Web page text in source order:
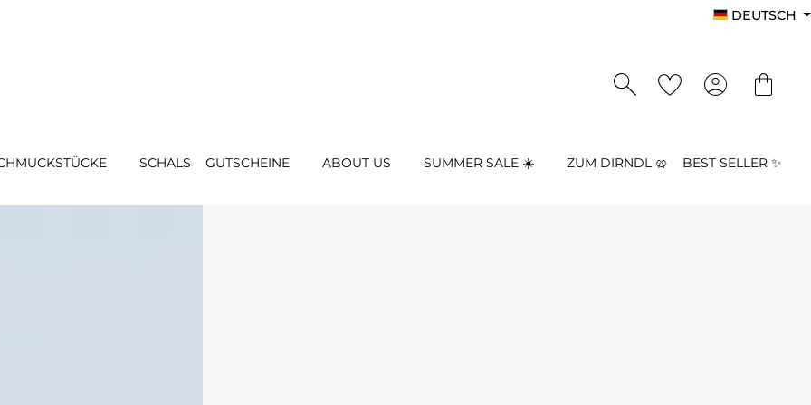
DEUTSCH
SCHALS GUTSCHEINE ABOUT US SUMMER SALE ☀️ ZUM DIRNDL 🥨 BEST SELLER ✨